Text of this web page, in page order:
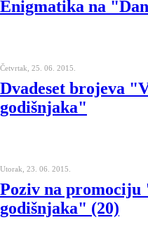
Enigmatika na
Četvrtak, 25. 06. 2015.
Dvadeset brojeva
godišnjaka"
Utorak, 23. 06. 2015.
Poziv na promociju
godišnjaka" (20)